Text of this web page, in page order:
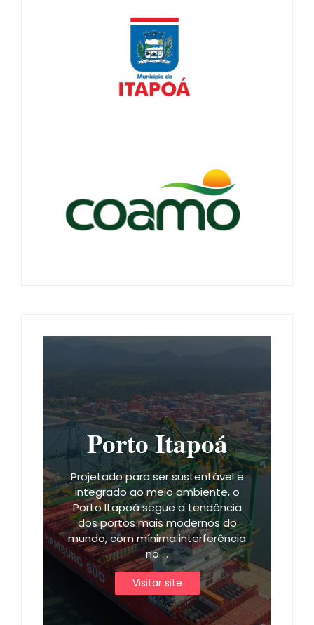
Porto Itapoá
Projetado para ser sustentável e
integrado ao meio ambiente, o
Porto Itapoá segue a tendência
dos portos mais modernos do
mundo, com mínima interferência
no ...
Visitar site